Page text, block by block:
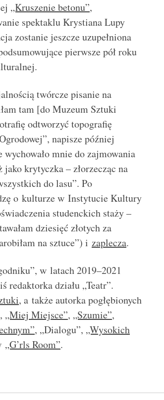
„Kruszenie betonu”,
spektaklu Krystiana Lupy
zostanie jeszcze uzupełniona
pierwsze pół roku
twórcze pisanie na
tam [do Muzeum Sztuki
odtworzyć topografię
napisze później
mnie do zajmowania
krytyczka – złorzecząc na
do lasu”. Po
o kulturze w Instytucie Kultury
studenckich staży –
dziesięć złotych za
na sztuce”) i zaplecza.
w latach 2019–2021
redaktorka działu „Teatr”.
, a także autorka pogłębionych
, „Miej Miejsce”, „Szumie”,
, „Dialogu”, „Wysokich
„G’rls Room”.